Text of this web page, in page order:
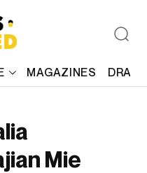
MAGAZINES
Mie